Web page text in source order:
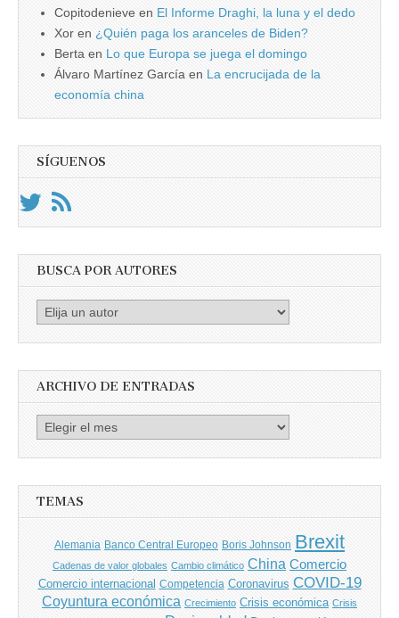
Copitodenieve en El Informe Draghi, la luna y el dedo
Xor en ¿Quién paga los aranceles de Biden?
Berta en Lo que Europa se juega el domingo
Álvaro Martínez García en La encrucijada de la
economía china
SÍGUENOS
BUSCA POR AUTORES
Busca
ARCHIVO DE ENTRADAS
Archivo
TEMAS
Alemania Banco Central Europeo Boris Johnson Brexit
Cadenas de valor globales Cambio climático China Comercio
Comercio internacional Competencia Coronavirus COVID-19
Coyuntura económica Crecimiento Crisis económica Crisis